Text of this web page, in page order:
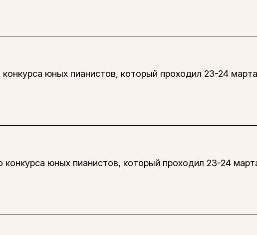
юных пианистов, который проходил 23-24
юных пианистов, который проходил 23-24